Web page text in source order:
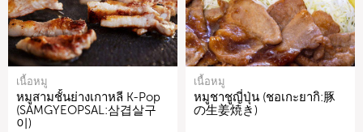
เนื้อหมู
หมูสามชั้นย่างเกาหลี K-Pop
(SAMGYEOPSAL:삼겹살구
이)
เนื้อหมู
หมูชาชูญี่ปุ่น (ชอเกะยากิ:豚
の生姜焼き)